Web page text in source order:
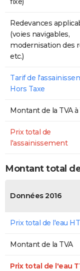
Redevances
(voies navigables,
modernisation des
etc.)
Tarif de
Hors Taxe
Montant de la TVA à
Prix total de
l'assainissement
Montant total
Données 2016
Prix total de l'eau HT
Montant de la TVA
Prix total de l'eau